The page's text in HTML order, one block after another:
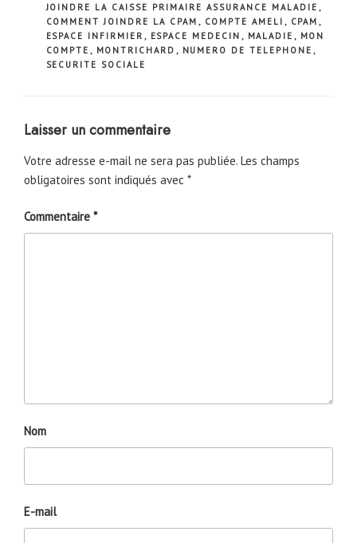
JOINDRE LA CAISSE PRIMAIRE ASSURANCE MALADIE ,
COMMENT JOINDRE LA CPAM , COMPTE AMELI , CPAM ,
ESPACE INFIRMIER , ESPACE MEDECIN , MALADIE , MON
COMPTE , MONTRICHARD , NUMERO DE TELEPHONE ,
SECURITE SOCIALE
Laisser un commentaire
Votre adresse e-mail ne sera pas publiée. Les champs
obligatoires sont indiqués avec *
Commentaire *
Nom
E-mail